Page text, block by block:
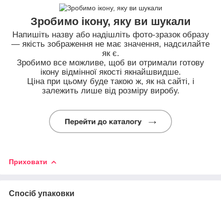
Зробимо ікону, яку ви шукали
Напишіть назву або надішліть фото-зразок образу
— якість зображення не має значення, надсилайте
як є.
Зробимо все можливе, щоб ви отримали готову
ікону відмінної якості якнайшвидше.
Ціна при цьому буде такою ж, як на сайті, і
залежить лише від розміру виробу.
Приховати
Спосіб упаковки